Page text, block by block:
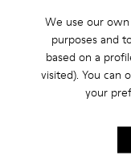
We use our
purposes and
based on a
visited). You can
your
Custom Roku -
Custom
Custom Roku